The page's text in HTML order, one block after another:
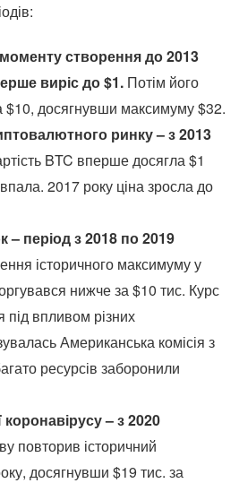
створення до 2013
виріс до $1. Потім його
$10, досягнувши максимуму $32.
ринку – з 2013
BTC вперше досягла $1
2017 року ціна зросла до
період з 2018 по 2019
історичного максимуму у
нижче за $10 тис. Курс
під впливом різних
Американська комісія з
ресурсів заборонили
коронавірусу – з 2020
повторив історичний
досягнувши $19 тис. за